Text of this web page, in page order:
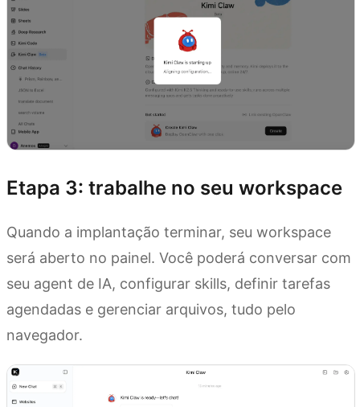
Etapa 3: trabalhe no seu workspace
Quando a implantação terminar, seu workspace
será aberto no painel. Você poderá conversar com
seu agent de IA, configurar skills, definir tarefas
agendadas e gerenciar arquivos, tudo pelo
navegador.